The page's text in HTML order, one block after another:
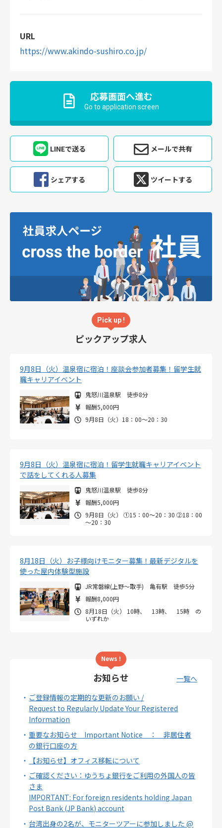
URL
https://www.akindo-sushiro.co.jp/
応募画面へ進む
Go to application screen
LINEで送る メールで共有
シェアする ツイートする
Pick up !
ピックアップ求人
9月8日（火）温泉宿に宿泊！座談会参加者募集！留学生就
職キャリアイベント
鬼怒川温泉駅 徒歩8分
報酬5,000円
9月8日（火）18：00～20：30
9月8日（火）温泉宿に宿泊！留学生就職キャリアイベント
で話をしてくれる人募集
鬼怒川温泉駅 徒歩8分
報酬5,000円
9月8日（火） ①15：00～20：30 ②18：00
～20：30
8月18日（火）お子様向けモニター募集！最新デジタルを
使った屋内体験型施設
JR常磐線(上野～取手) 亀有駅 徒歩5分
報酬8,000円
8月18日（火） 10時、 13時、 15時 の
いずれか
News !
お知らせ
一覧へ
ご登録情報の定期的な更新のお願い /
Request to Regularly Update Your Registered
Information
重要なお知らせ Important Notice ： 非居住者
の銀行口座の方
【お知らせ】オフィス移転について
ご確認ください：ゆうちょ銀行をご利用の外国人の皆
さま
IMPORTANT: For foreign residents holding Japan
Post Bank (JP Bank) account
台湾出身の2名が、モニターツアーに参加しました @